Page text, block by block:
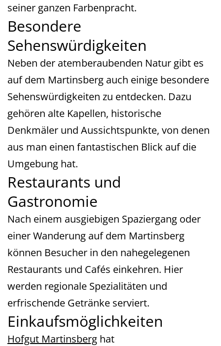
seiner ganzen Farbenpracht.
Besondere
Sehenswürdigkeiten
Neben der atemberaubenden Natur gibt es
auf dem Martinsberg auch einige besondere
Sehenswürdigkeiten zu entdecken. Dazu
gehören alte Kapellen, historische
Denkmäler und Aussichtspunkte, von denen
aus man einen fantastischen Blick auf die
Umgebung hat.
Restaurants und
Gastronomie
Nach einem ausgiebigen Spaziergang oder
einer Wanderung auf dem Martinsberg
können Besucher in den nahegelegenen
Restaurants und Cafés einkehren. Hier
werden regionale Spezialitäten und
erfrischende Getränke serviert.
Einkaufsmöglichkeiten
Hofgut Martinsberg hat